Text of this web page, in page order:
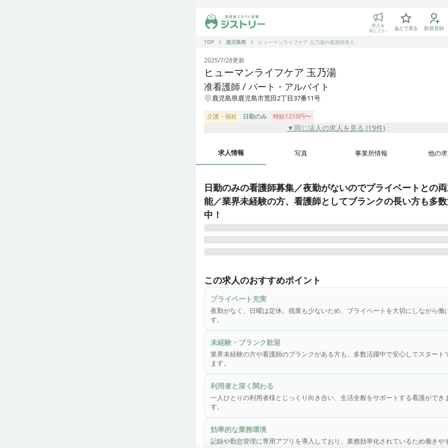
ジストリー 看護師の転職マッチング
求人を
出したい あとで見る 新規登録
TOP
鹿児島県 ヒューマンライフケア 玉乃湯の看護師求人
2025/7/28更新
ヒューマンライフケア 玉乃湯
准看護師 / パート・アルバイト
鹿児島県鹿児島市荒田2丁目37番11号
介護・福祉 日勤のみ 時給1210円〜
▼同じ法人の求人を見る (19件)
求人情報 写真 事業所情報 他の求
日勤のみの看護師募集／夜勤がないのでプライベートとの
能／業界未経験の方、看護師としてブランクの長い方も多
中！
デイサービスにおける看護業務全般をお任せします。
・ご利用者の健康管理、服薬管理
・傷や褥瘡(床ずれ)処置、浴後の軟膏塗布、爪切り
・機能訓練の計画策定や訓練実務、モニタリング
・口腔機能の計画策定・訓練実務、モニタリング
・介護業務の補助
・各種記録
・ご利用者やご家族への相談援助
・その他、上記に付帯する業務
※業務効率化のため記録業務や勤怠管理は専用アプリを使用しています
※簡単な文字入力（メール打ち程度）ができれば問題ございません。
＼こんな方にピッタリ／
この求人のおすすめポイント
プライベート充実
夜勤がなく、日曜は定休。残業も少ないため、プライベートを大切にしながら働
す。
未経験・ブランク歓迎
業界未経験の方や看護師のブランクがある方も、多数活躍中で安心してスタート
ます。
利用者と深く関わる
一人ひとりの利用者様とじっくり向き合い、生活全般をサポートする看護ができ
す。
効率的な業務環境
記録や勤怠管理に専用アプリを導入しており、業務効率化されているため働きや